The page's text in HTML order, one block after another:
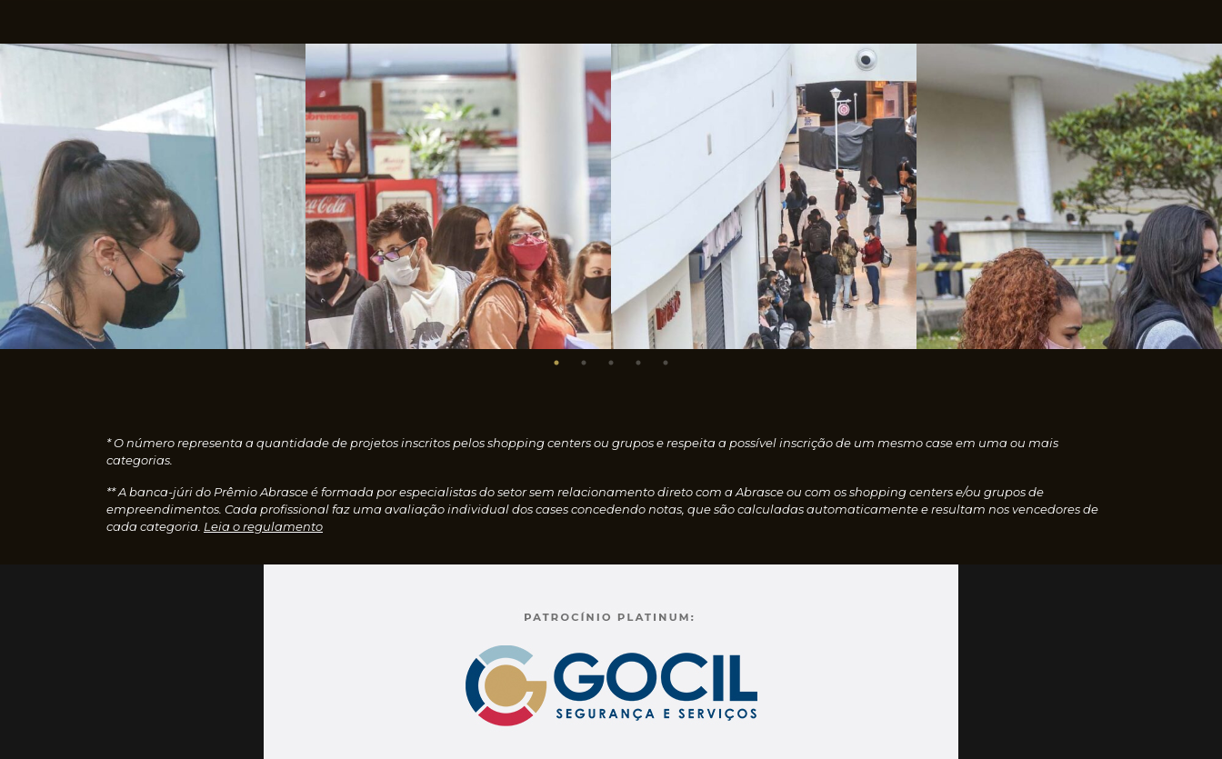
* O número representa a quantidade de projetos inscritos pelos shopping centers ou grupos e respeita a possível inscrição de um mesmo case em uma ou mais
categorias.
** A banca-júri do Prêmio Abrasce é formada por especialistas do setor sem relacionamento direto com a Abrasce ou com os shopping centers e/ou grupos de
empreendimentos. Cada profissional faz uma avaliação individual dos cases concedendo notas, que são calculadas automaticamente e resultam nos vencedores de
cada categoria. Leia o regulamento